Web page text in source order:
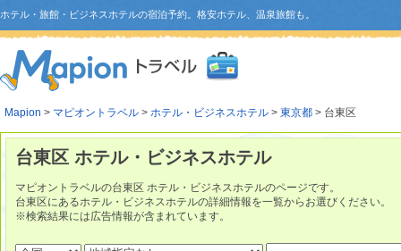
ホテル・旅館・ビジネスホテルの宿泊予約。格安ホテル、温泉旅館も。
Mapion > マピオントラベル > ホテル・ビジネスホテル > 東京都 > 台東区
台東区 ホテル・ビジネスホテル
マピオントラベルの台東区 ホテル・ビジネスホテルのページです。
台東区にあるホテル・ビジネスホテルの詳細情報を一覧からお選びください。
※検索結果には広告情報が含まれています。